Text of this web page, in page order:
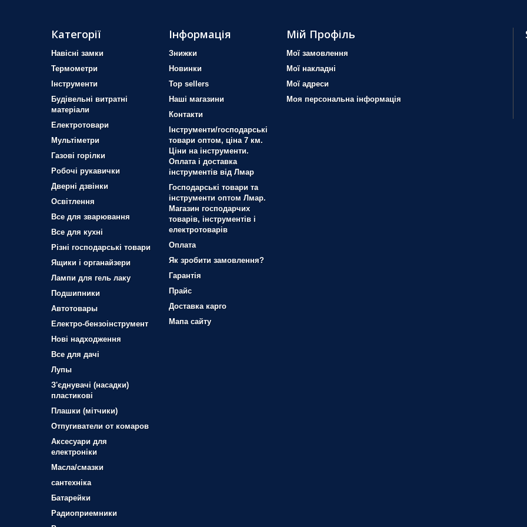
Категорії
Навісні замки
Термометри
Iнструменти
Будівельні витратні
матеріали
Електротовари
Мультіметри
Газові горілки
Робочі рукавички
Дверні дзвінки
Освітлення
Все для зварювання
Все для кухні
Різні господарські товари
Ящики і органайзери
Лампи для гель лаку
Подшипники
Автотовары
Електро-бензоінструмент
Нові надходження
Все для дачі
Лупы
З'єднувачі (насадки)
пластикові
Плашки (мітчики)
Отпугиватели от комаров
Аксесуари для
електроніки
Масла/смазки
сантехніка
Батарейки
Радиоприемники
Інформація
Знижки
Новинки
Top sellers
Наші магазини
Контакти
Інструменти/господарські
товари оптом, ціна 7 км.
Ціни на інструменти.
Оплата і доставка
інструментів від Лмар
Господарські товари та
інструменти оптом Лмар.
Магазин господарчих
товарів, інструментів і
електротоварів
Оплата
Як зробити замовлення?
Гарантія
Прайс
Доставка карго
Мапа сайту
Мій Профіль
Мої замовлення
Мої накладні
Мої адреси
Моя персональна інформація